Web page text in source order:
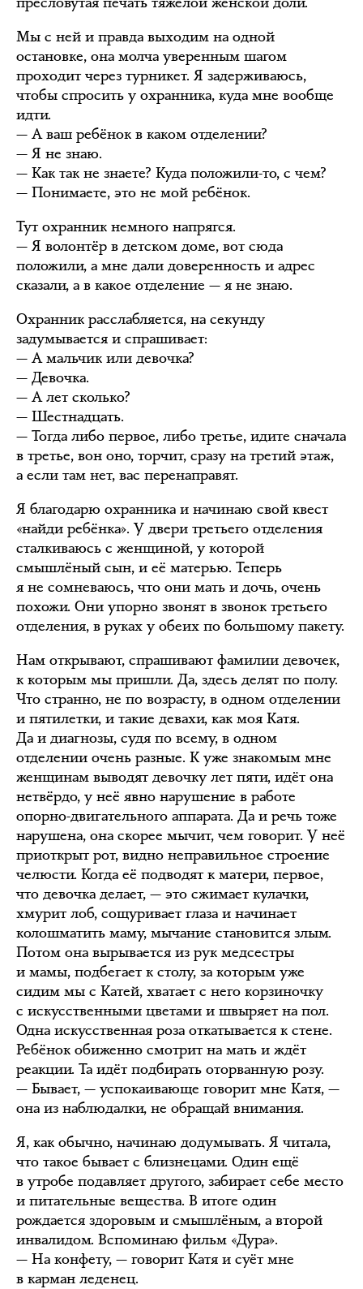
Мы с ней и правда выходим на одной
остановке, она молча уверенным шагом
проходит через турникет. Я задерживаюсь,
чтобы спросить у охранника, куда мне вообще
идти.
— А ваш ребёнок в каком отделении?
— Я не знаю.
— Как так не знаете? Куда положили-то, с чем?
— Понимаете, это не мой ребёнок.
Тут охранник немного напрягся.
— Я волонтёр в детском доме, вот сюда
положили, а мне дали доверенность и адрес
сказали, а в какое отделение — я не знаю.
Охранник расслабляется, на секунду
задумывается и спрашивает:
— А мальчик или девочка?
— Девочка.
— А лет сколько?
— Шестнадцать.
— Тогда либо первое, либо третье, идите сначала
в третье, вон оно, торчит, сразу на третий этаж,
а если там нет, вас перенаправят.
Я благодарю охранника и начинаю свой квест
«найди ребёнка». У двери третьего отделения
сталкиваюсь с женщиной, у которой
смышлёный сын, и её матерью. Теперь
я не сомневаюсь, что они мать и дочь, очень
похожи. Они упорно звонят в звонок третьего
отделения, в руках у обеих по большому пакету.
Нам открывают, спрашивают фамилии девочек,
к которым мы пришли. Да, здесь делят по полу.
Что странно, не по возрасту, в одном отделении
и пятилетки, и такие девахи, как моя Катя.
Да и диагнозы, судя по всему, в одном
отделении очень разные. К уже знакомым мне
женщинам выводят девочку лет пяти, идёт она
нетвёрдо, у неё явно нарушение в работе
опорно-двигательного аппарата. Да и речь тоже
нарушена, она скорее мычит, чем говорит. У неё
приоткрыт рот, видно неправильное строение
челюсти. Когда её подводят к матери, первое,
что девочка делает, — это сжимает кулачки,
хмурит лоб, сощуривает глаза и начинает
колошматить маму, мычание становится злым.
Потом она вырывается из рук медсестры
и мамы, подбегает к столу, за которым уже
сидим мы с Катей, хватает с него корзиночку
с искусственными цветами и швыряет на пол.
Одна искусственная роза откатывается к стене.
Ребёнок обиженно смотрит на мать и ждёт
реакции. Та идёт подбирать оторванную розу.
— Бывает, — успокаивающе говорит мне Катя, —
она из наблюдалки, не обращай внимания.
Я, как обычно, начинаю додумывать. Я читала,
что такое бывает с близнецами. Один ещё
в утробе подавляет другого, забирает себе место
и питательные вещества. В итоге один
рождается здоровым и смышлёным, а второй
инвалидом. Вспоминаю фильм «Дура».
— На конфету, — говорит Катя и суёт мне
в карман леденец.